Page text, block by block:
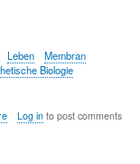
Leben
Membran
Biologie
about
Ist
Log into post comments